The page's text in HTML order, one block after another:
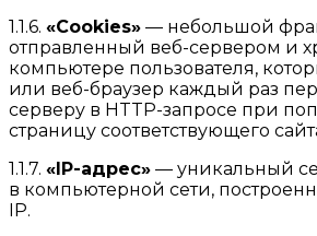
1.1.6. «Cookies» — небольшой
отправленный веб-сервером и
компьютере пользователя,
или веб-браузер каждый раз
серверу в HTTP-запросе при
страницу соответствующего
1.1.7. «IP-адрес» — уникальный
в компьютерной сети,
IP.